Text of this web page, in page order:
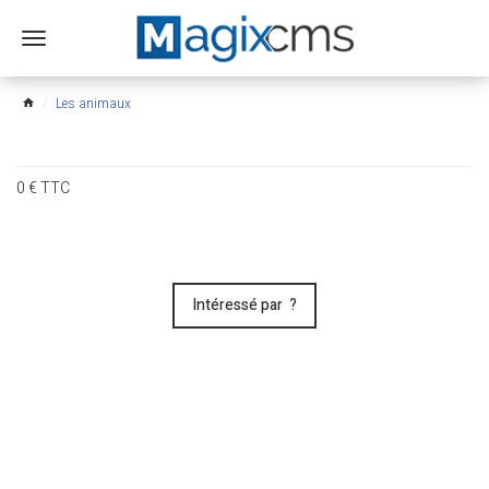
Ouvrir
menu
home Les animaux
0€TTC
Intéressé par ?